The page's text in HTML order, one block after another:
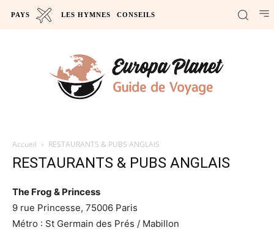
PAYS LES HYMNES CONSEILS
Accueil RESTAURANTS & PUBS ANGLAIS
RESTAURANTS & PUBS ANGLAIS
The Frog & Princess
9 rue Princesse, 75006 Paris
Métro : St Germain des Prés / Mabillon